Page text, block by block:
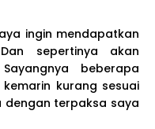
ingin mendapatkan
sepertinya akan
beberapa
kurang sesuai
dengan terpaksa saya